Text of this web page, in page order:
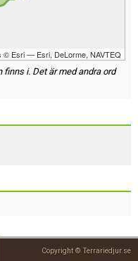
© Esri — Esri, DeLorme, NAVTEQ
i. Det är med andra ord
Copyright © Terrariedjur.se